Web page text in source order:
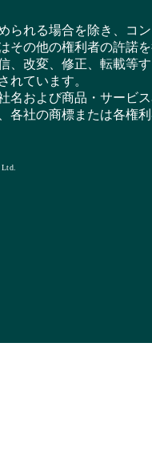
られる場合を除き、コ
その他の権利者の許諾
、改変、修正、転載等
れています。
名および商品・サービ
各社の商標または各権